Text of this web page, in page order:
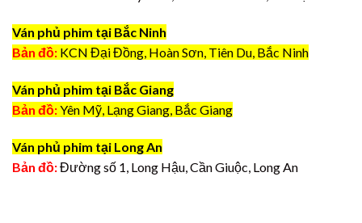
Ván phủ phim tại Bắc Ninh
Bản đồ: KCN Đại Đồng, Hoàn Sơn, Tiên Du, Bắc Ninh
Ván phủ phim tại Bắc Giang
Bản đồ:Yên Mỹ, Lạng Giang, Bắc Giang
Ván phủ phim tại Long An
Bản đồ:Đường số 1, Long Hậu, Cần Giuộc, Long An